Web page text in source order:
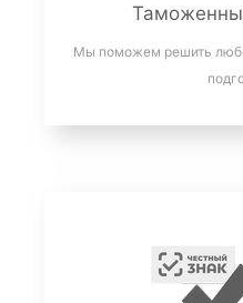
Мы поможем решить